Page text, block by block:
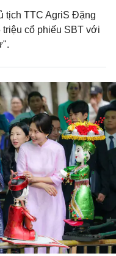
tịch TTC AgriS Đặng
cổ phiếu SBT với